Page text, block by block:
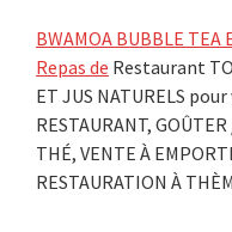
BWAMOA BUBBLE
Repas de Restaurant
ET JUS NATURELS
RESTAURANT,
THÉ, VENTE À
RESTAURATION À